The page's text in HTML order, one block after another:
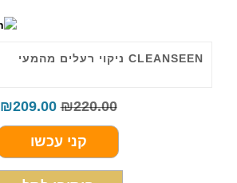
CLEANSEEN ניקוי רעלים מהמעי
₪220.00
₪209.00
קני עכשו